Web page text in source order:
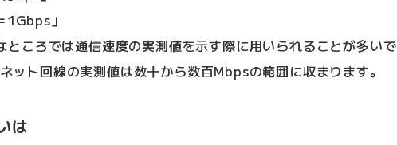
1Gbps」
ところでは通信速度の実測値を示す際に用いられることが多いで
ット回線の実測値は数十から数百Mbpsの範囲に収まります。
は